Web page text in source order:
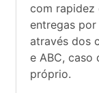
com rapidez
entregas
através dos
e ABC, caso
próprio.